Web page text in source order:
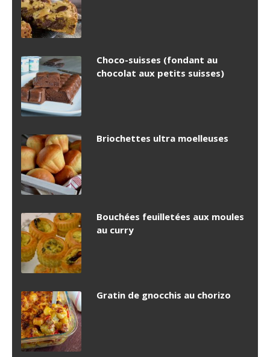
Choco-suisses (fondant au
chocolat aux petits suisses)
Briochettes ultra moelleuses
Bouchées feuilletées aux moules
au curry
Gratin de gnocchis au chorizo